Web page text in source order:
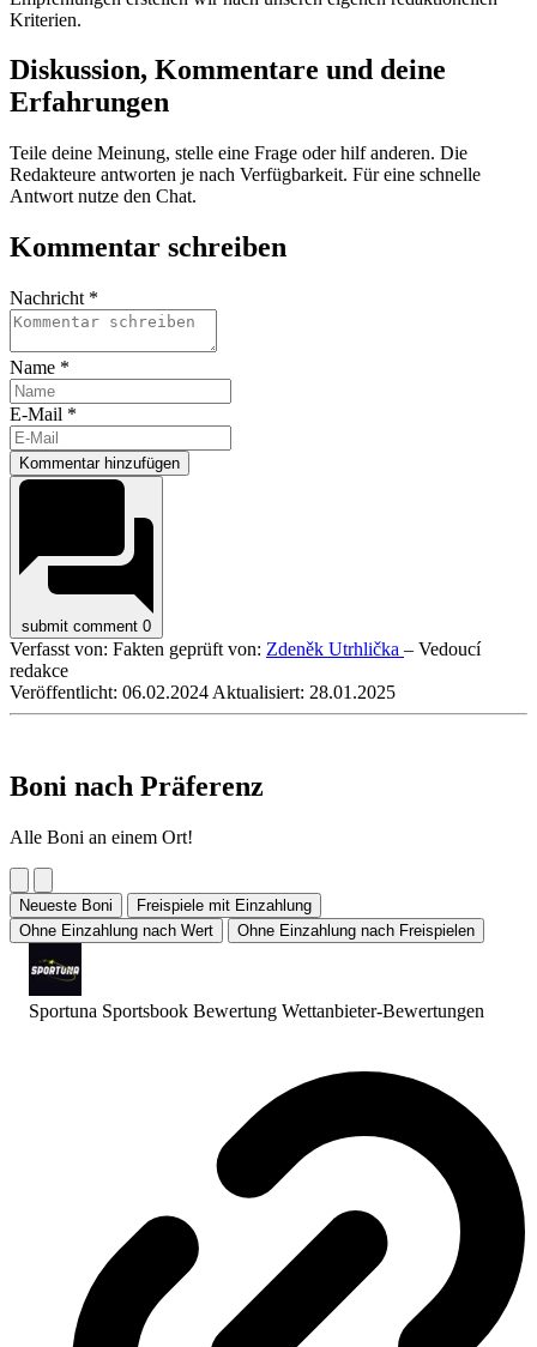
Kriterien.
Diskussion, Kommentare und deine
Erfahrungen
Teile deine Meinung, stelle eine Frage oder hilf anderen. Die
Redakteure antworten je nach Verfügbarkeit. Für eine schnelle
Antwort nutze den Chat.
Kommentar schreiben
Nachricht *
Name *
E-Mail *
Kommentar hinzufügen
submit comment 0
Verfasst von: Fakten geprüft von: Zdeněk Utrhlička – Vedoucí
redakce
Veröffentlicht: 06.02.2024 Aktualisiert: 28.01.2025
Boni nach Präferenz
Alle Boni an einem Ort!
Neueste Boni
Freispiele mit Einzahlung
Ohne Einzahlung nach Wert
Ohne Einzahlung nach Freispielen
Sportuna Sportsbook Bewertung Wettanbieter-Bewertungen